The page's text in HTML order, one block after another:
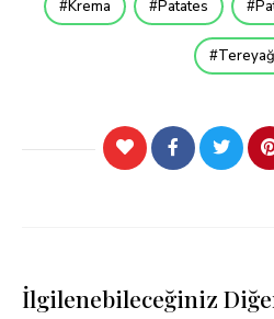
Krema Patates
İlgilenebileceğiniz